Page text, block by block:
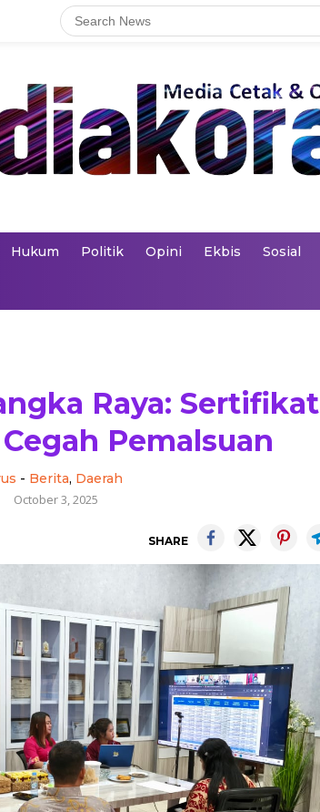
Hukum Politik Opini Ekbis Sosial
Raya: Sertifikat
Pemalsuan
- Berita, Daerah
October 3, 2025
SHARE